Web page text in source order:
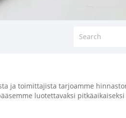
ja toimittajista tarjoamme
luotettavaksi pitkäaikaiseksi